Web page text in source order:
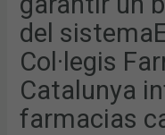
del
Col·legis
Catalunya
farmacias
MANERA
ESGLAONADA
PER
GARANTIR
UN
BON
FUNCIONAMENT
DEL
SISTEMAEL
CONSELL
DE